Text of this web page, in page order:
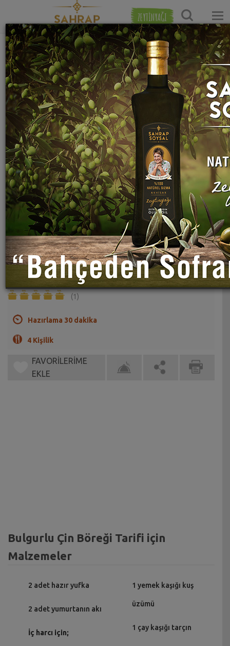
ZEYTİNYAĞI
Ana Sayfa Hamur İşi Tarifleri Börek Tarifleri
Bulgurlu Çin Böreği Tarifi
Sahrap Soysal
Bulgurlu ve kıymalı harika bir Çin Böreği Tarifi
(1)
Hazırlama 30 dakika
4 Kişilik
FAVORİLERİME
EKLE
Bulgurlu Çin Böreği Tarifi için
Malzemeler
2 adet hazır yufka
2 adet yumurtanın akı
İç harcı için;
1 yemek kaşığı kuş
üzümü
1 çay kaşığı tarçın